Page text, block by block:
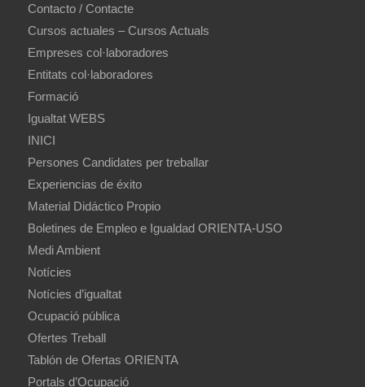
Contacto / Contacte
Cursos actuales – Cursos Actuals
Empreses col·laboradores
Entitats col·laboradores
Formació
Igualtat WEBS
INICI
Persones Candidates per treballar
Experiencias de éxito
Material Didáctico Propio
Boletines de Empleo e Igualdad ORIENTA-USO
Medi Ambient
Notícies
Notícies d’igualtat
Ocupació pública
Ofertes Treball
Tablón de Ofertas ORIENTA
Portals d’Ocupació